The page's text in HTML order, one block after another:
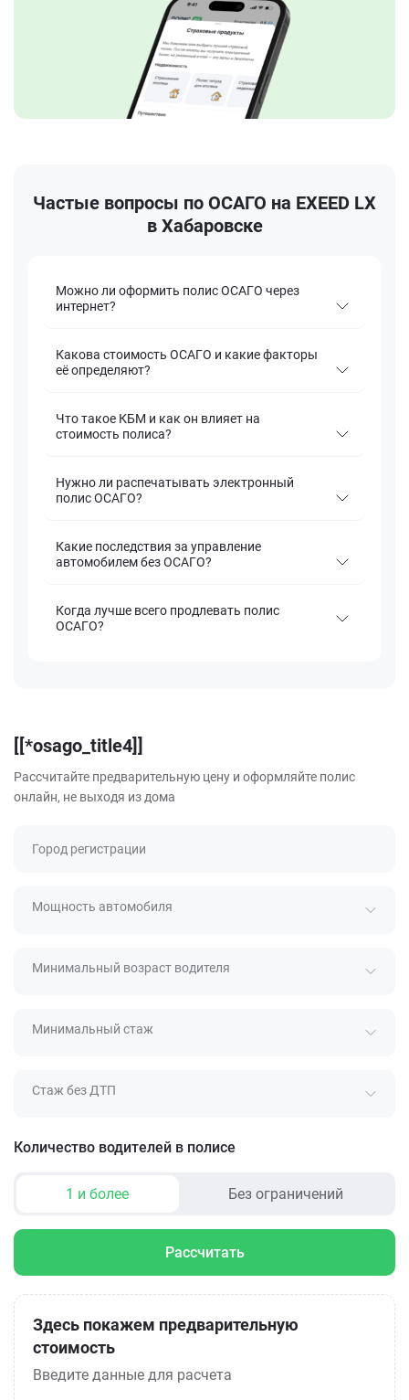
Частые вопросы по ОСАГО на EXEED LX
в Хабаровске
Можно ли оформить полис ОСАГО через
интернет?
Какова стоимость ОСАГО и какие факторы
её определяют?
Что такое КБМ и как он влияет на
стоимость полиса?
Нужно ли распечатывать электронный
полис ОСАГО?
Какие последствия за управление
автомобилем без ОСАГО?
Когда лучше всего продлевать полис
ОСАГО?
[[*osago_title4]]
Рассчитайте предварительную цену и оформляйте полис
онлайн, не выходя из дома
Город регистрации
Мощность автомобиля
Минимальный возраст водителя
Минимальный стаж
Стаж без ДТП
Количество водителей в полисе
1 и более Без ограничений
Рассчитать
Здесь покажем предварительную
стоимость
Введите данные для расчета